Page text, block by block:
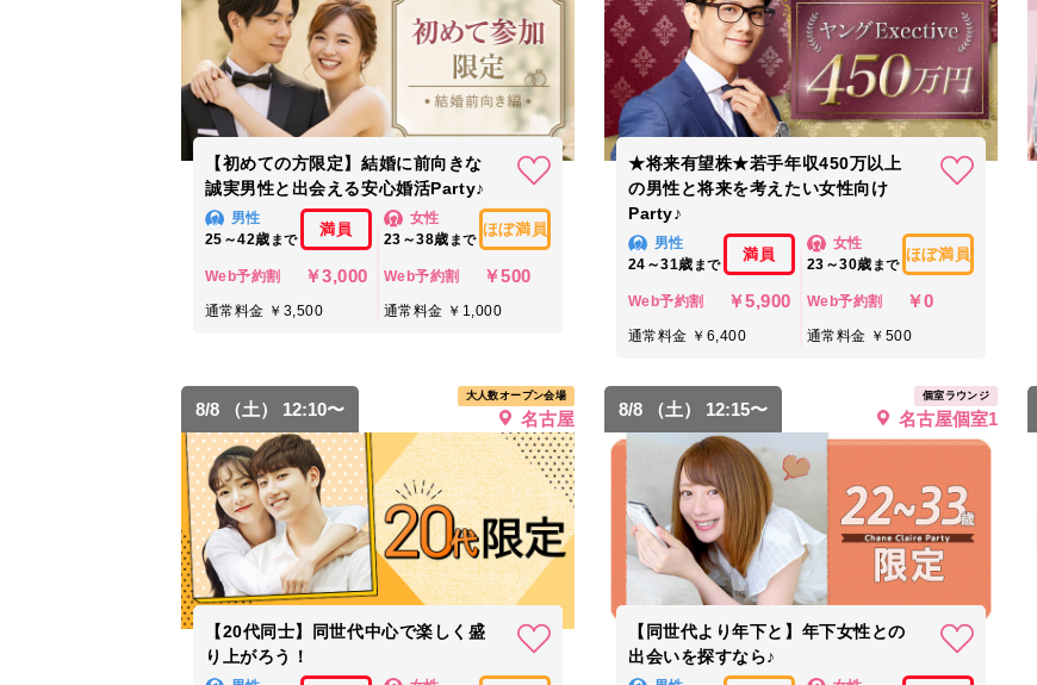
【初めての方限定】結婚に前向きな
誠実男性と出会える安心婚活Party♪
男性
25～42歳 まで
満員
Web予約割 ￥3,000
通常料金 ￥3,500
女性
23～38歳 まで
ほぼ満員
Web予約割 ￥500
通常料金 ￥1,000
★将来有望株★若手年収450万以上
の男性と将来を考えたい女性向け
Party♪
男性
24～31歳 まで
満員
Web予約割 ￥5,900
通常料金 ￥6,400
女性
23～30歳 まで
ほぼ満員
Web予約割 ￥0
通常料金 ￥500
8/8 （土） 12:10〜
大人数オープン会場
名古屋
【20代同士】同世代中心で楽しく盛
り上がろう！
8/8 （土） 12:15〜
個室ラウンジ
名古屋個室1
【同世代より年下と】年下女性との
出会いを探すなら♪